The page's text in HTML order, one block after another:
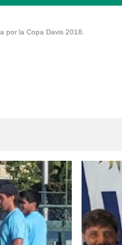
por la Copa Davis 2018.